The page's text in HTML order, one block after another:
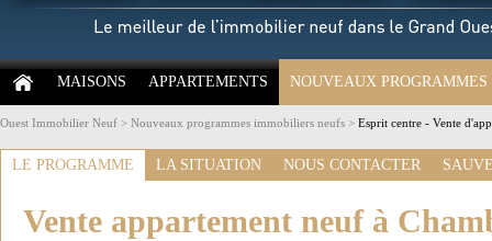
MAISONS APPARTEMENTS NOUVEAUX PROGRAMMES
Ouest Immobilier Neuf > Nouveaux programmes immobiliers neufs > Esprit centre - Vente
LE PROGRAMME LA SITUATION NOUS CONTACTER
Vente appartement neuf à